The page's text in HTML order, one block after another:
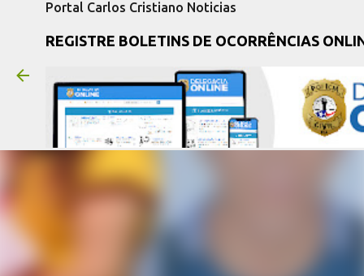
Portal Carlos Cristiano Noticias
REGISTRE BOLETINS DE OCORRÊNCIAS